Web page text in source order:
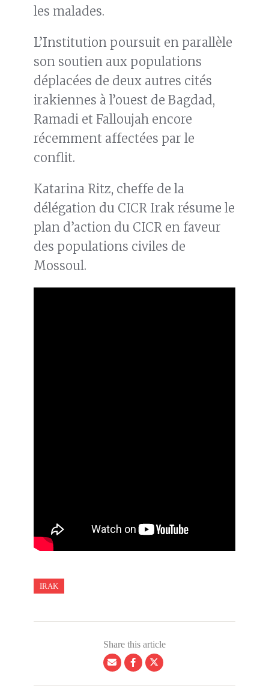
les malades.
L’Institution poursuit en parallèle
son soutien aux populations
déplacées de deux autres cités
irakiennes à l’ouest de Bagdad,
Ramadi et Falloujah encore
récemment affectées par le
conflit.
Katarina Ritz, cheffe de la
délégation du CICR Irak résume le
plan d’action du CICR en faveur
des populations civiles de
Mossoul.
IRAK
Share this article